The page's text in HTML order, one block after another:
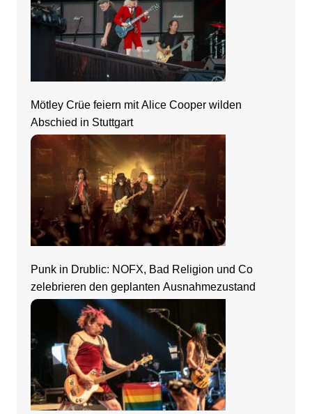
Mötley Crüe feiern mit Alice Cooper wilden
Abschied in Stuttgart
Punk in Drublic: NOFX, Bad Religion und Co
zelebrieren den geplanten Ausnahmezustand